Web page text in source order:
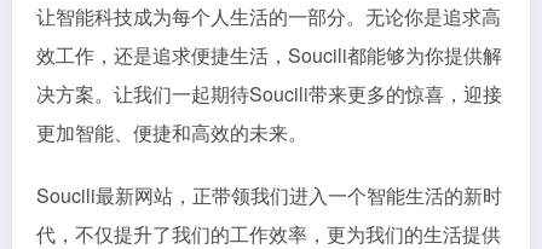
让智能科技成为每个人生活的一部分。无论你是追求高
效工作，还是追求便捷生活，Soucili都能够为你提供解
决方案。让我们一起期待Soucili带来更多的惊喜，迎接
更加智能、便捷和高效的未来。
Soucili最新网站，正带领我们进入一个智能生活的新时
代，不仅提升了我们的工作效率，更为我们的生活提供